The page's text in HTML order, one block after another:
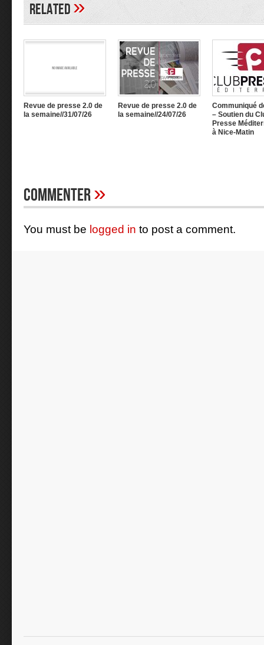
Related»
Revue de presse 2.0 de
la semaine//31/07/26
Revue de presse 2.0 de
la semaine//24/07/26
Communiqué
– Soutien du
Presse
à Nice-Matin
Commenter»
You must be logged in to post a comment.